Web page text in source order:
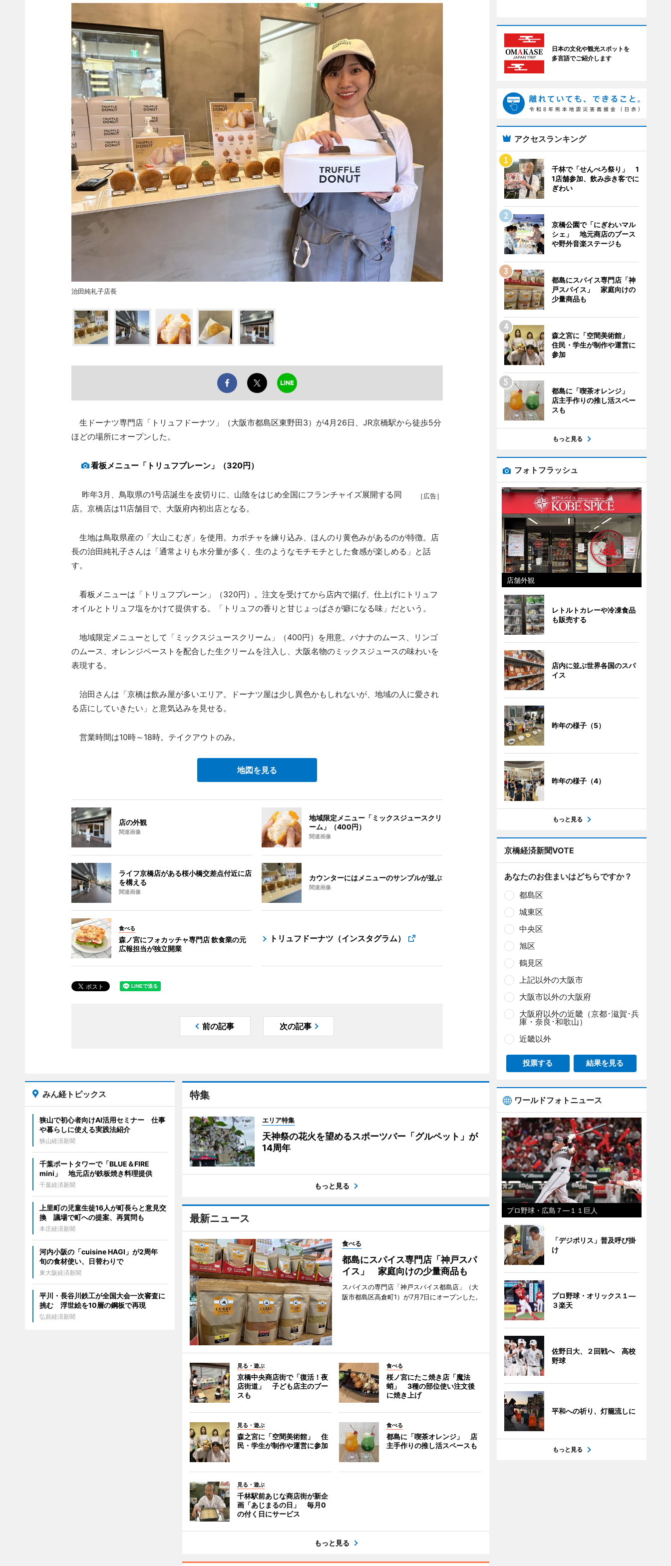
治田純礼子店長
生ドーナツ専門店「トリュフドーナツ」（大阪市都島区東野田3）が4月26日、JR京橋駅から徒歩5分
ほどの場所にオープンした。
看板メニュー「トリュフプレーン」（320円）
［広告］
昨年3月、鳥取県の1号店誕生を皮切りに、山陰をはじめ全国にフランチャイズ展開する同
店。京橋店は11店舗目で、大阪府内初出店となる。
生地は鳥取県産の「大山こむぎ」を使用。カボチャを練り込み、ほんのり黄色みがあるのが特徴。店
長の治田純礼子さんは「通常よりも水分量が多く、生のようなモチモチとした食感が楽しめる」と話
す。
看板メニューは「トリュフプレーン」（320円）。注文を受けてから店内で揚げ、仕上げにトリュフ
オイルとトリュフ塩をかけて提供する。「トリュフの香りと甘じょっぱさが癖になる味」だという。
地域限定メニューとして「ミックスジュースクリーム」（400円）を用意。バナナのムース、リンゴ
のムース、オレンジペーストを配合した生クリームを注入し、大阪名物のミックスジュースの味わいを
表現する。
治田さんは「京橋は飲み屋が多いエリア。ドーナツ屋は少し異色かもしれないが、地域の人に愛され
る店にしていきたい」と意気込みを見せる。
営業時間は10時～18時。テイクアウトのみ。
地図を見る
店の外観
関連画像
地域限定メニュー「ミックスジュースクリ
ーム」（400円）
関連画像
ライフ京橋店がある桜小橋交差点付近に店
を構える
関連画像
カウンターにはメニューのサンプルが並ぶ
関連画像
食べる
森ノ宮にフォカッチャ専門店 飲食業の元
広報担当が独立開業
トリュフドーナツ（インスタグラム）
前の記事 次の記事
特集
エリア特集
天神祭の花火を望めるスポーツバー「グルペット」が
14周年
もっと見る
最新ニュース
食べる
都島にスパイス専門店「神戸スパ
イス」 家庭向けの少量商品も
スパイスの専門店「神戸スパイス都島店」（大
阪市都島区高倉町1）が7月7日にオープンした。
見る・遊ぶ
京橋中央商店街で「復活！夜
店街道」 子ども店主のブー
スも
食べる
桜ノ宮にたこ焼き店「魔法
蛸」 3種の部位使い注文後
に焼き上げ
見る・遊ぶ
森之宮に「空間美術館」 住
民・学生が制作や運営に参加
食べる
都島に「喫茶オレンジ」 店
主手作りの推し活スペースも
見る・遊ぶ
千林駅前あじな商店街が新企
画「あじまるの日」 毎月0
の付く日にサービス
もっと見る
みん経トピックス
狭山で初心者向けAI活用セミナー 仕事
や暮らしに使える実践法紹介
狭山経済新聞
千葉ポートタワーで「BLUE＆FIRE
mini」 地元店が鉄板焼き料理提供
千葉経済新聞
上里町の児童生徒16人が町長らと意見交
換 議場で町への提案、再質問も
本庄経済新聞
河内小阪の「cuisine HAGI」が2周年
旬の食材使い、日替わりで
東大阪経済新聞
平川・長谷川鉄工が全国大会一次審査に
挑む 浮世絵を10層の鋼板で再現
弘前経済新聞
日本の文化や観光スポットを
多言語でご紹介します
アクセスランキング
千林で「せんべろ祭り」 1
1店舗参加、飲み歩き客でに
ぎわい
京橋公園で「にぎわいマル
シェ」 地元商店のブース
や野外音楽ステージも
都島にスパイス専門店「神
戸スパイス」 家庭向けの
少量商品も
森之宮に「空間美術館」
住民・学生が制作や運営に
参加
都島に「喫茶オレンジ」
店主手作りの推し活スペー
スも
もっと見る
フォトフラッシュ
店舗外観
レトルトカレーや冷凍食品
も販売する
店内に並ぶ世界各国のスパ
イス
昨年の様子（5）
昨年の様子（4）
もっと見る
京橋経済新聞VOTE
あなたのお住まいはどちらですか？
都島区
城東区
中央区
旭区
鶴見区
上記以外の大阪市
大阪市以外の大阪府
大阪府以外の近畿（京都･滋賀･兵
庫・奈良･和歌山）
近畿以外
投票する 結果を見る
ワールドフォトニュース
プロ野球・広島７―１１巨人
「デジポリス」普及呼び掛
け
プロ野球・オリックス１―
３楽天
佐野日大、２回戦へ 高校
野球
平和への祈り、灯籠流しに
もっと見る